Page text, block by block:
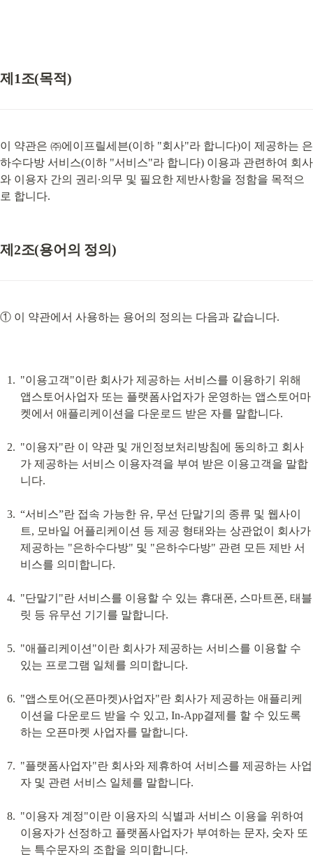
제1조(목적)
이 약관은 ㈜에이프릴세븐(이하 "회사"라 합니다)이 제공하는 은
하수다방 서비스(이하 "서비스"라 합니다) 이용과 관련하여 회사
와 이용자 간의 권리∙의무 및 필요한 제반사항을 정함을 목적으
로 합니다.
제2조(용어의 정의)
① 이 약관에서 사용하는 용어의 정의는 다음과 같습니다.
"이용고객"이란 회사가 제공하는 서비스를 이용하기 위해
앱스토어사업자 또는 플랫폼사업자가 운영하는 앱스토어마
켓에서 애플리케이션을 다운로드 받은 자를 말합니다.
"이용자"란 이 약관 및 개인정보처리방침에 동의하고 회사
가 제공하는 서비스 이용자격을 부여 받은 이용고객을 말합
니다.
“서비스”란 접속 가능한 유, 무선 단말기의 종류 및 웹사이
트, 모바일 어플리케이션 등 제공 형태와는 상관없이 회사가
제공하는 "은하수다방" 및 "은하수다방" 관련 모든 제반 서
비스를 의미합니다.
"단말기"란 서비스를 이용할 수 있는 휴대폰, 스마트폰, 태블
릿 등 유무선 기기를 말합니다.
"애플리케이션"이란 회사가 제공하는 서비스를 이용할 수
있는 프로그램 일체를 의미합니다.
"앱스토어(오픈마켓)사업자"란 회사가 제공하는 애플리케
이션을 다운로드 받을 수 있고, In-App결제를 할 수 있도록
하는 오픈마켓 사업자를 말합니다.
"플랫폼사업자"란 회사와 제휴하여 서비스를 제공하는 사업
자 및 관련 서비스 일체를 말합니다.
"이용자 계정"이란 이용자의 식별과 서비스 이용을 위하여
이용자가 선정하고 플랫폼사업자가 부여하는 문자, 숫자 또
는 특수문자의 조합을 의미합니다.